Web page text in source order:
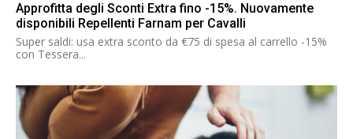
Approfitta degli Sconti Extra fino -15%. Nuovamente
disponibili Repellenti Farnam per Cavalli
Super saldi: usa extra sconto da €75 di spesa al carrello -15%
con Tessera...